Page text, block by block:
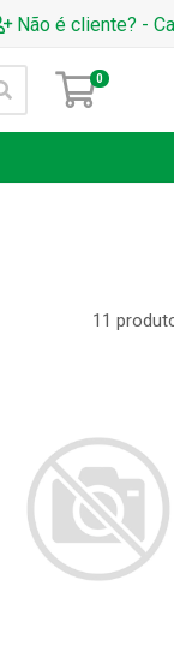
Não é cliente? -
0
11